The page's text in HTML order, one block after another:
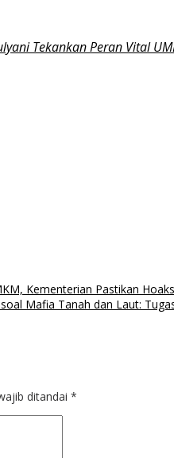
Tekankan Peran Vital
Kementerian Pastikan Hoaks
Mafia Tanah dan Laut:
ditandai *